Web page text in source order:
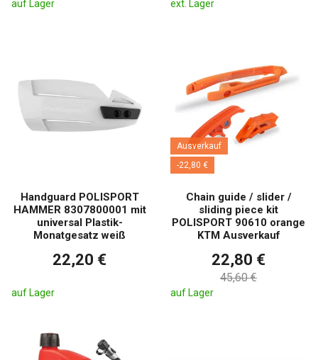
auf Lager ext. Lager
Handguard POLISPORT
HAMMER 8307800001 mit
universal Plastik-
Monatgesatz weiß
22,20 €
auf Lager
Ausverkauf
-22,80 €
Chain guide / slider /
sliding piece kit
POLISPORT 90610 orange
KTM Ausverkauf
22,80 €
45,60 €
auf Lager